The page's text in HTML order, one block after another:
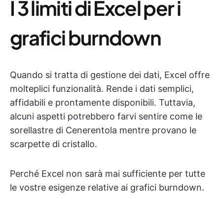
I 3 limiti di Excel per i
grafici burndown
Quando si tratta di gestione dei dati, Excel offre
molteplici funzionalità. Rende i dati semplici,
affidabili e prontamente disponibili. Tuttavia,
alcuni aspetti potrebbero farvi sentire come le
sorellastre di Cenerentola mentre provano le
scarpette di cristallo.
Perché Excel non sarà mai sufficiente per tutte
le vostre esigenze relative ai grafici burndown.